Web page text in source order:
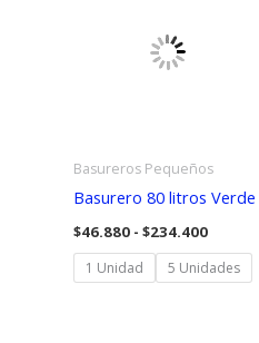
Basureros Pequeños
Basurero 80 litros Verde
$46.880 - $234.400Rango
precios:
desde
1 Unidad 5 Unidades